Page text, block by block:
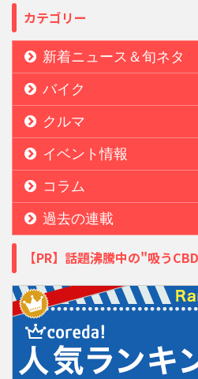
カテゴリー
新着ニュース＆旬ネタ
バイク
クルマ
イベント情報
コラム
過去の連載
【PR】話題沸騰中の"吸う